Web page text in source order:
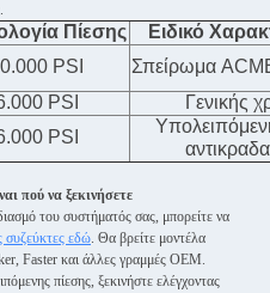
Πίεσης
Ειδικό
PSI
Σπείρωμα
PSI
Γενικής
PSI
πού να ξεκινήσετε
του συστήματός σας, μπορείτε να
συζεύκτες εδώ. Θα βρείτε μοντέλα
Faster και άλλες γραμμές OEM.
πίεσης, ξεκινήστε ελέγχοντας